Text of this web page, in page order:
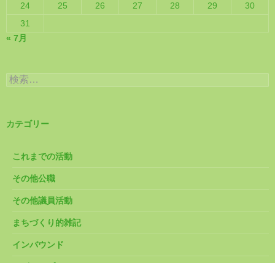
24
25 26 27 28 29
30
31
« 7月
検
索:
カテゴリー
これまでの活動
その他公職
その他議員活動
まちづくり的雑記
インバウンド